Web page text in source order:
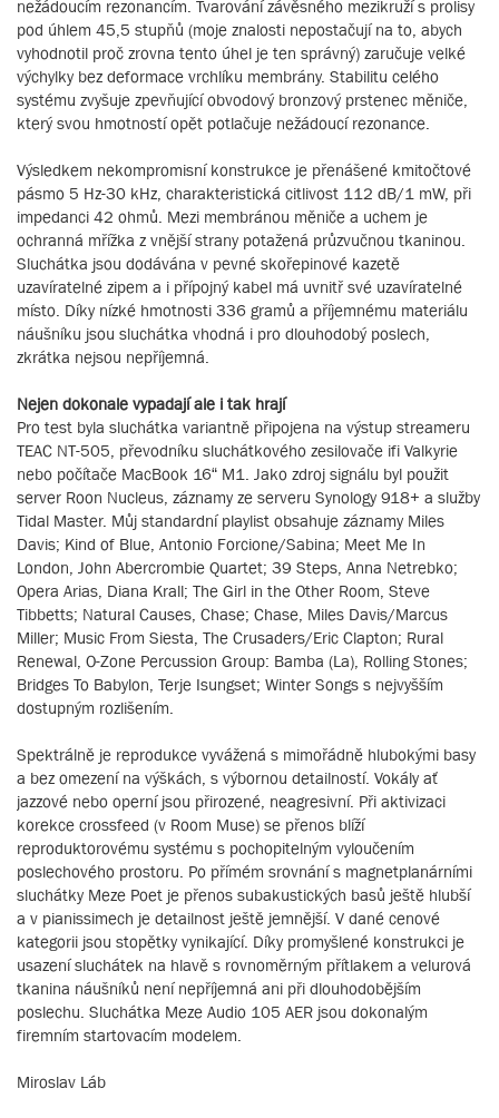
nežádoucím rezonancím. Tvarování závěsného mezikruží s prolisy
pod úhlem 45,5 stupňů (moje znalosti nepostačují na to, abych
vyhodnotil proč zrovna tento úhel je ten správný) zaručuje velké
výchylky bez deformace vrchlíku membrány. Stabilitu celého
systému zvyšuje zpevňující obvodový bronzový prstenec měniče,
který svou hmotností opět potlačuje nežádoucí rezonance.
Výsledkem nekompromisní konstrukce je přenášené kmitočtové
pásmo 5 Hz-30 kHz, charakteristická citlivost 112 dB/1 mW, při
impedanci 42 ohmů. Mezi membránou měniče a uchem je
ochranná mřížka z vnější strany potažená průzvučnou tkaninou.
Sluchátka jsou dodávána v pevné skořepinové kazetě
uzavíratelné zipem a i přípojný kabel má uvnitř své uzavíratelné
místo. Díky nízké hmotnosti 336 gramů a příjemnému materiálu
náušníku jsou sluchátka vhodná i pro dlouhodobý poslech,
zkrátka nejsou nepříjemná.
Nejen dokonale vypadají ale i tak hrají
Pro test byla sluchátka variantně připojena na výstup streameru
TEAC NT-505, převodníku sluchátkového zesilovače ifi Valkyrie
nebo počítače MacBook 16“ M1. Jako zdroj signálu byl použit
server Roon Nucleus, záznamy ze serveru Synology 918+ a služby
Tidal Master. Můj standardní playlist obsahuje záznamy Miles
Davis; Kind of Blue, Antonio Forcione/Sabina; Meet Me In
London, John Abercrombie Quartet; 39 Steps, Anna Netrebko;
Opera Arias, Diana Krall; The Girl in the Other Room, Steve
Tibbetts; Natural Causes, Chase; Chase, Miles Davis/Marcus
Miller; Music From Siesta, The Crusaders/Eric Clapton; Rural
Renewal, O-Zone Percussion Group: Bamba (La), Rolling Stones;
Bridges To Babylon, Terje Isungset; Winter Songs s nejvyšším
dostupným rozlišením.
Spektrálně je reprodukce vyvážená s mimořádně hlubokými basy
a bez omezení na výškách, s výbornou detailností. Vokály ať
jazzové nebo operní jsou přirozené, neagresivní. Při aktivizaci
korekce crossfeed (v Room Muse) se přenos blíží
reproduktorovému systému s pochopitelným vyloučením
poslechového prostoru. Po přímém srovnání s magnetplanárními
sluchátky Meze Poet je přenos subakustických basů ještě hlubší
a v pianissimech je detailnost ještě jemnější. V dané cenové
kategorii jsou stopětky vynikající. Díky promyšlené konstrukci je
usazení sluchátek na hlavě s rovnoměrným přítlakem a velurová
tkanina náušníků není nepříjemná ani při dlouhodobějším
poslechu. Sluchátka Meze Audio 105 AER jsou dokonalým
firemním startovacím modelem.
Miroslav Láb